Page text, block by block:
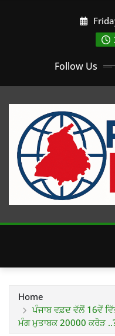
Follow Us
Home
ਪੰਜਾਬ ਵਫ਼ਦ ਵੱਲੋਂ 16ਵੇਂ
ਮੰਗ ਮੁਤਾਬਕ 20000 ਕਰੋੜ